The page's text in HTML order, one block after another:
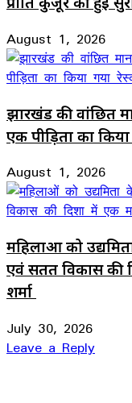
August 1, 2026
झारखंड की वांछित
एक पीड़िता का
August 1, 2026
महिलाओं को
एवं सतत विकास की
शर्मा
July 30, 2026
Leave a Reply